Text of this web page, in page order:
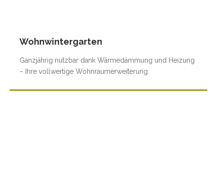
Wohnwintergarten
Ganzjährig nutzbar dank Wärmedämmung und Heizung
– Ihre vollwertige Wohnraumerweiterung.